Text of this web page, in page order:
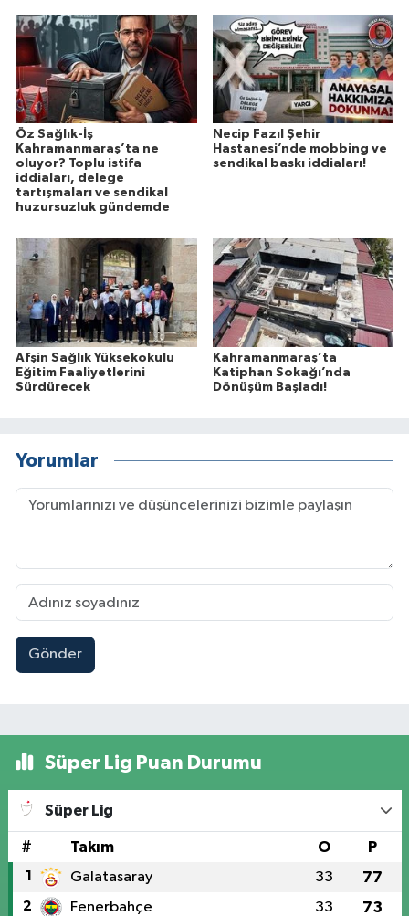
Öz Sağlık-İş
Kahramanmaraş’ta ne
oluyor? Toplu istifa
iddiaları, delege
tartışmaları ve sendikal
huzursuzluk gündemde
Necip Fazıl Şehir
Hastanesi’nde mobbing ve
sendikal baskı iddiaları!
Afşin Sağlık Yüksekokulu
Eğitim Faaliyetlerini
Sürdürecek
Kahramanmaraş’ta
Katiphan Sokağı’nda
Dönüşüm Başladı!
Yorumlar
Gönder
Süper Lig Puan Durumu
Süper Lig
# Takım O P
1 Galatasaray 33 77
2 Fenerbahçe 33 73